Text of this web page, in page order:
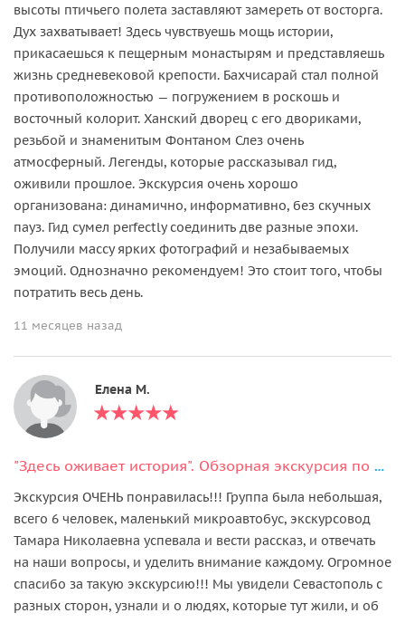
высоты птичьего полета заставляют замереть от восторга.
Дух захватывает! Здесь чувствуешь мощь истории,
прикасаешься к пещерным монастырям и представляешь
жизнь средневековой крепости. Бахчисарай стал полной
противоположностью — погружением в роскошь и
восточный колорит. Ханский дворец с его двориками,
резьбой и знаменитым Фонтаном Слез очень
атмосферный. Легенды, которые рассказывал гид,
оживили прошлое. Экскурсия очень хорошо
организована: динамично, информативно, без скучных
пауз. Гид сумел perfectly соединить две разные эпохи.
Получили массу ярких фотографий и незабываемых
эмоций. Однозначно рекомендуем! Это стоит того, чтобы
потратить весь день.
11 месяцев назад
Елена М.
"Здесь оживает история". Обзорная экскурсия по Севастополю.
Экскурсия ОЧЕНЬ понравилась!!! Группа была небольшая,
всего 6 человек, маленький микроавтобус, экскурсовод
Тамара Николаевна успевала и вести рассказ, и отвечать
на наши вопросы, и уделить внимание каждому. Огромное
спасибо за такую экскурсию!!! Мы увидели Севастополь с
разных сторон, узнали и о людях, которые тут жили, и об